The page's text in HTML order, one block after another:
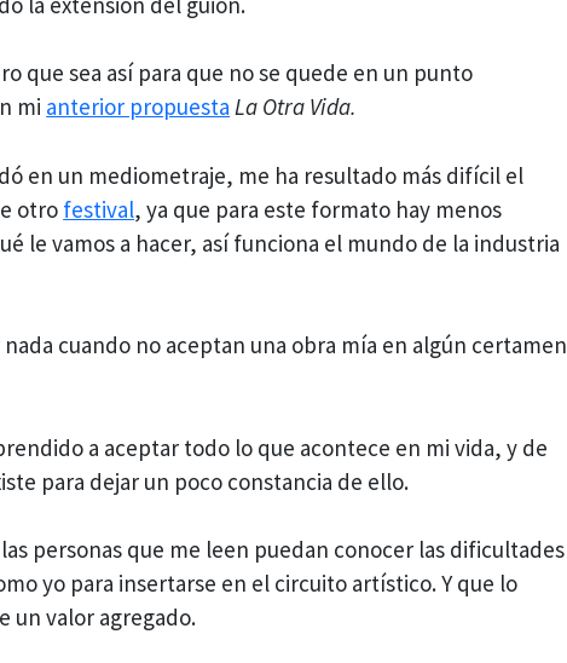
que sea así para que no se quede en un punto
mi anterior propuesta La Otra Vida.
en un mediometraje, me ha resultado más difícil el
otro festival, ya que para este formato hay menos
le vamos a hacer, así funciona el mundo de la industria
cuando no aceptan una obra mía en algún certamen
a aceptar todo lo que acontece en mi vida, y de
para dejar un poco constancia de ello.
personas que me leen puedan conocer las dificultades
yo para insertarse en el circuito artístico. Y que lo
un valor agregado.